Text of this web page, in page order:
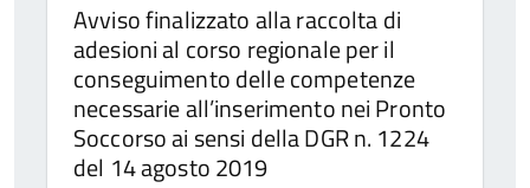
Avviso finalizzato alla raccolta di
adesioni al corso regionale per il
conseguimento delle competenze
necessarie all’inserimento nei Pronto
Soccorso ai sensi della DGR n. 1224
del 14 agosto 2019